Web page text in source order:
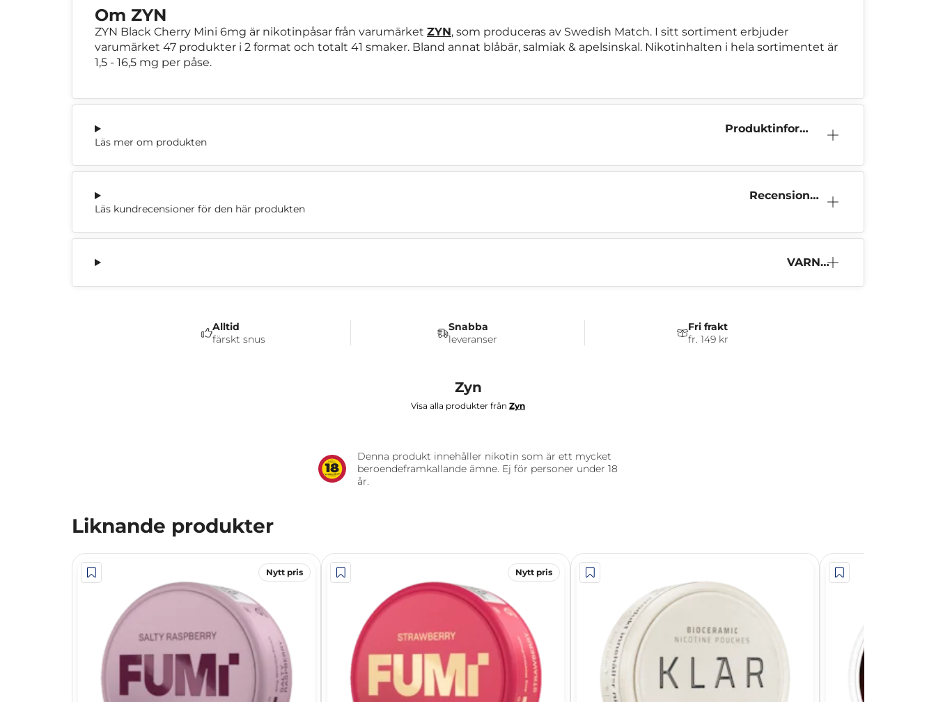
Om ZYN
ZYN Black Cherry Mini 6mg är nikotinpåsar från varumärket ZYN, som produceras av Swedish Match. I sitt sortiment erbjuder
varumärket 47 produkter i 2 format och totalt 41 smaker. Bland annat blåbär, salmiak & apelsinskal. Nikotinhalten i hela sortimentet är
1,5 - 16,5 mg per påse.
Produktinform
Läs mer om produkten
Recensioner
Läs kundrecensioner för den här produkten
VARNI
Zyn
Visa alla produkter från Zyn
Alltid
färskt snus
Snabba
leveranser
Fri frakt
fr. 149 kr
Denna produkt innehåller nikotin som är ett mycket
beroendeframkallande ämne. Ej för personer under 18
år.
Liknande produkter
Nytt pris Nytt pris